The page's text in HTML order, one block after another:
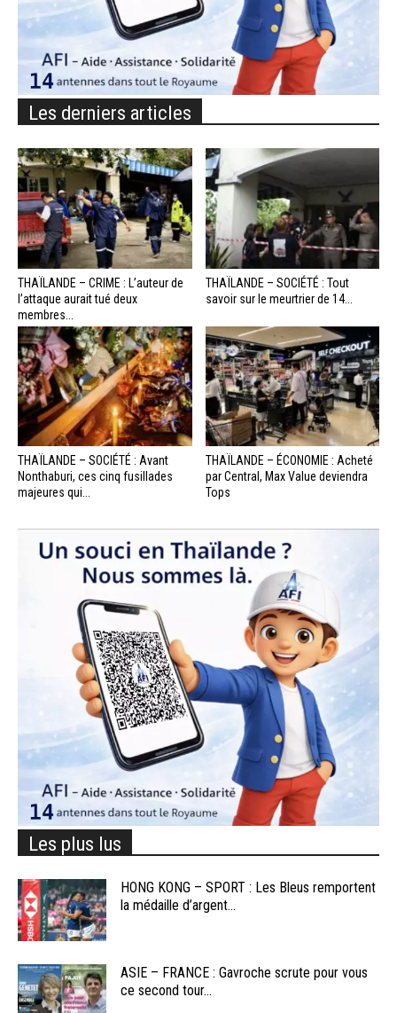
Les derniers articles
THAÏLANDE – CRIME : L’auteur de
l’attaque aurait tué deux
membres...
THAÏLANDE – SOCIÉTÉ : Tout
savoir sur le meurtrier de 14...
THAÏLANDE – SOCIÉTÉ : Avant
Nonthaburi, ces cinq fusillades
majeures qui...
THAÏLANDE – ÉCONOMIE : Acheté
par Central, Max Value deviendra
Tops
Les plus lus
HONG KONG – SPORT : Les Bleus remportent
la médaille d’argent...
ASIE – FRANCE : Gavroche scrute pour vous
ce second tour...